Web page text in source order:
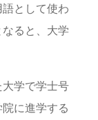
として使わ
ると、大学
学で学士号
に進学する